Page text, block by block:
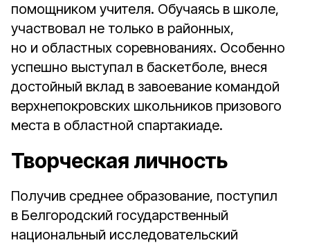
помощником учителя. Обучаясь в школе,
участвовал не только в районных,
но и областных соревнованиях. Особенно
успешно выступал в баскетболе, внеся
достойный вклад в завоевание командой
верхнепокровских школьников призового
места в областной спартакиаде.
Творческая личность
Получив среднее образование, поступил
в Белгородский государственный
национальный исследовательский